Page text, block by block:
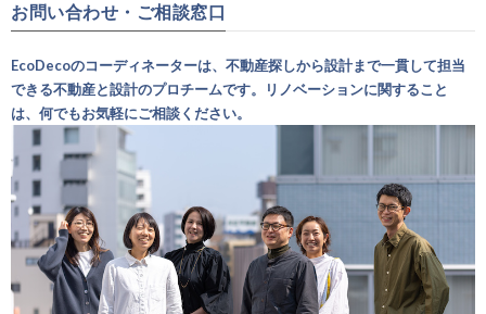
お問い合わせ・ご相談窓口
EcoDecoのコーディネーターは、不動産探しから設計まで一貫して担当
できる不動産と設計のプロチームです。リノベーションに関すること
は、何でもお気軽にご相談ください。